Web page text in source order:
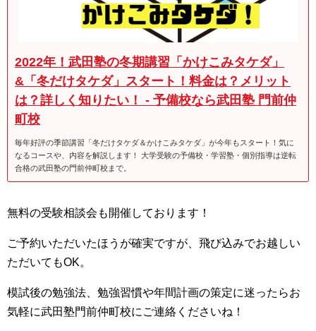
2022年！武田塾の冬期講習「かけこみタケダ」
&「冬だけタケダ」スタート！料金は？メリット
は？詳しく知りたい！ - 予備校なら武田塾 門前仲
町校
毎年好評の季節講習「冬だけタケダ＆かけこみタケダ」が今年もスタート！気に
なるコースや、内容を解説します！ 大学受験の予備校・学習塾・個別指導は逆転
合格の武田塾の門前仲町校まで。
無料の受験相談会も開催しております！
ご予約いただいたほうが確実ですが、飛び込みでお越しい
ただいてもOK。
模試後の勉強法、勉強習慣や年間計画の策定に迷ったらお
気軽に武田塾門前仲町校にご連絡くださいね！